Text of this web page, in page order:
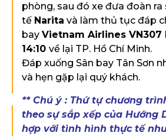
phòng, sau đó xe đưa đoàn ra
tế Narita và làm thủ tục đáp
bay Vietnam Airlines VN307
14:10 về lại TP. Hồ Chí Minh.
Đáp xuống Sân bay Tân Sơn
và hẹn gặp lại quý khách.
** Chú ý : Thứ tự chương
theo sự sắp xếp của Hướng
hợp với tình hình thực tế